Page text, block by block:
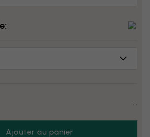
...
Ajouter au panier